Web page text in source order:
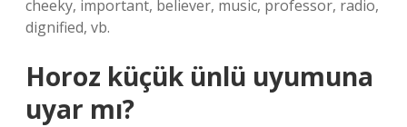
cheeky, important, believer, music, professor, radio,
dignified, vb.
Horoz küçük ünlü uyumuna
uyar mı?